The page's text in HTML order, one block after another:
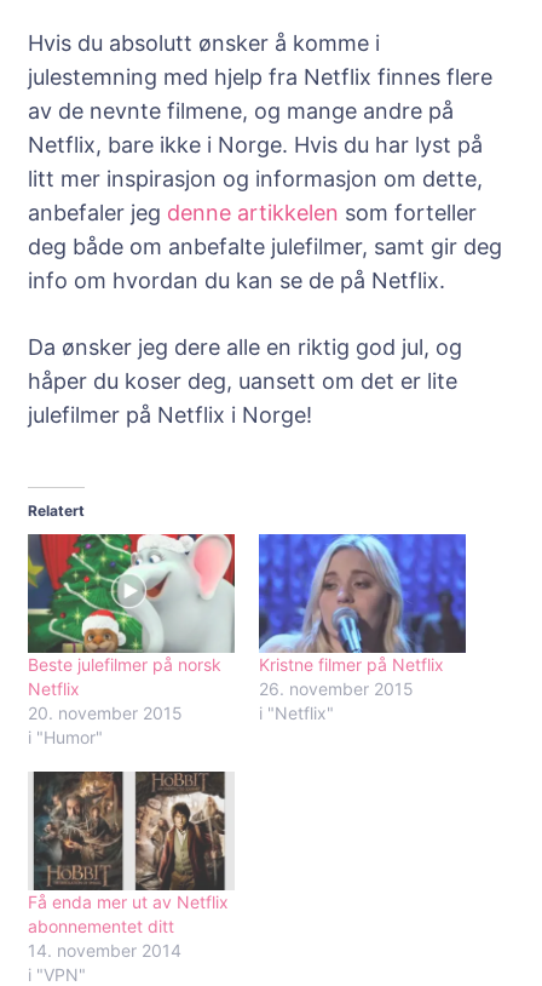
Hvis du absolutt ønsker å komme i
julestemning med hjelp fra Netflix finnes flere
av de nevnte filmene, og mange andre på
Netflix, bare ikke i Norge. Hvis du har lyst på
litt mer inspirasjon og informasjon om dette,
anbefaler jeg denne artikkelen som forteller
deg både om anbefalte julefilmer, samt gir deg
info om hvordan du kan se de på Netflix.
Da ønsker jeg dere alle en riktig god jul, og
håper du koser deg, uansett om det er lite
julefilmer på Netflix i Norge!
Relatert
Beste julefilmer på norsk
Netflix
20. november 2015
i "Humor"
Kristne filmer på Netflix
26. november 2015
i "Netflix"
Få enda mer ut av Netflix
abonnementet ditt
14. november 2014
i "VPN"